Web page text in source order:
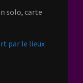
solo, carte
par le lieux